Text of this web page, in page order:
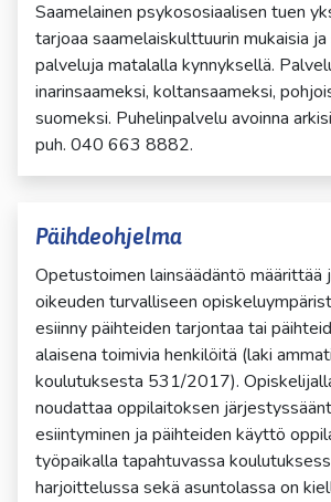
Saamelainen psykososiaalisen tuen
tarjoaa saamelaiskulttuurin mukaisia
palveluja matalalla kynnyksellä.
inarinsaameksi, koltansaameksi,
suomeksi. Puhelinpalvelu avoinna
puh. 040 663 8882.
Päihdeohjelma
Opetustoimen lainsäädäntö määrittää
oikeuden turvalliseen
esiinny päihteiden tarjontaa tai
alaisena toimivia henkilöitä (laki
koulutuksesta 531/2017).
noudattaa oppilaitoksen
esiintyminen ja päihteiden käyttö
työpaikalla tapahtuvassa
harjoittelussa sekä asuntolassa on